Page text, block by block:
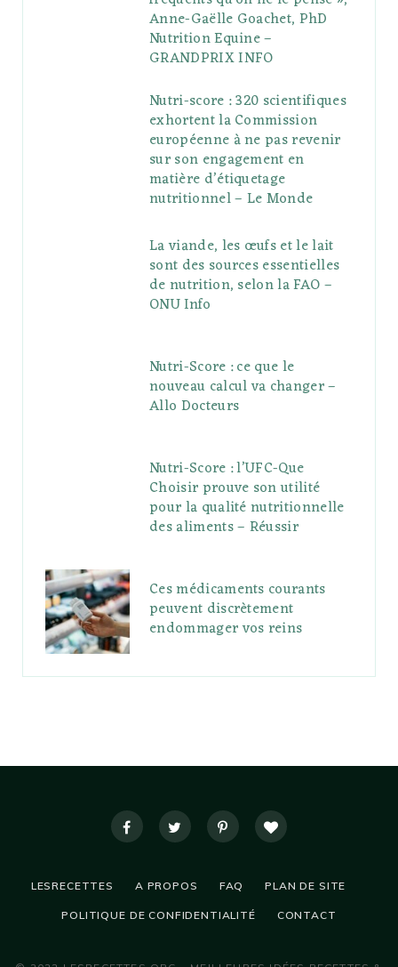
Anne-Gaëlle Goachet, PhD
Nutrition Equine –
GRANDPRIX INFO
Nutri-score : 320 scientifiques
exhortent la Commission
européenne à ne pas revenir
sur son engagement en
matière d’étiquetage
nutritionnel – Le Monde
La viande, les œufs et le lait
sont des sources essentielles
de nutrition, selon la FAO –
ONU Info
Nutri-Score : ce que le
nouveau calcul va changer –
Allo Docteurs
Nutri-Score : l’UFC-Que
Choisir prouve son utilité
pour la qualité nutritionnelle
des aliments – Réussir
Ces médicaments courants
peuvent discrètement
endommager vos reins
LESRECETTES A PROPOS FAQ PLAN DE SITE
POLITIQUE DE CONFIDENTIALITÉ CONTACT